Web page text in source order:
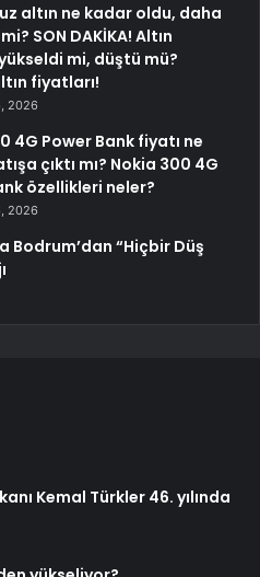
altın ne kadar oldu, daha
SON DAKİKA! Altın
mi, düştü mü?
fiyatları!
2026
4G Power Bank fiyatı ne
çıktı mı? Nokia 300 4G
özellikleri neler?
2026
Bodrum’dan “Hiçbir Düş
Kemal Türkler 46. yılında